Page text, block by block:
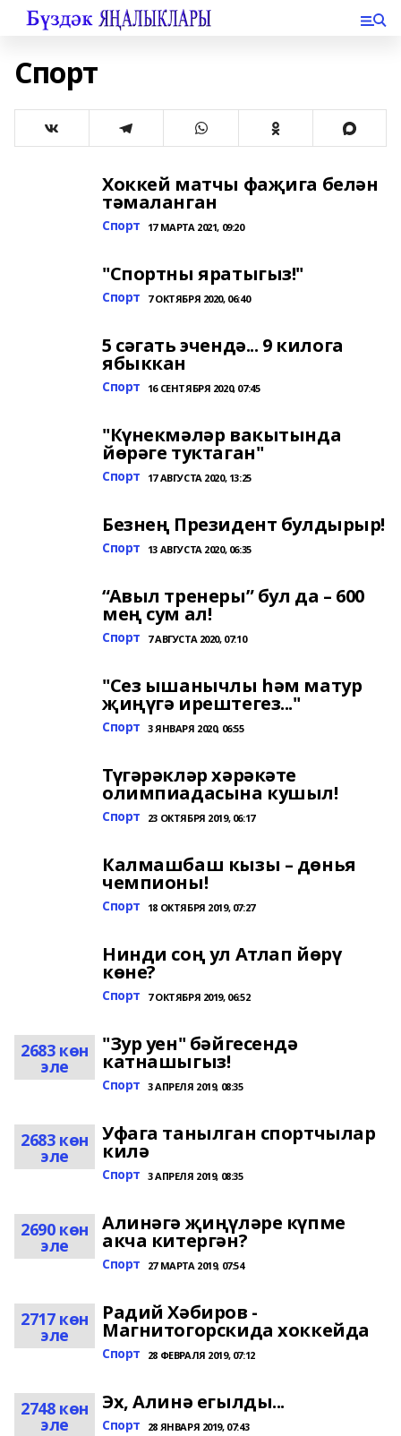
Спорт
Хоккей матчы фаҗига белән
тәмаланган
Спорт 17 МАРТА 2021, 09:20
"Спортны яратыгыз!"
Спорт 7 ОКТЯБРЯ 2020, 06:40
5 сәгать эчендә... 9 килога
ябыккан
Спорт 16 СЕНТЯБРЯ 2020, 07:45
"Күнекмәләр вакытында
йөрәге туктаган"
Спорт 17 АВГУСТА 2020, 13:25
Безнең Президент булдырыр!
Спорт 13 АВГУСТА 2020, 06:35
“Авыл тренеры” бул да – 600
мең сум ал!
Спорт 7 АВГУСТА 2020, 07:10
"Сез ышанычлы һәм матур
җиңүгә ирештегез..."
Спорт 3 ЯНВАРЯ 2020, 06:55
Түгәрәкләр хәрәкәте
олимпиадасына кушыл!
Спорт 23 ОКТЯБРЯ 2019, 06:17
Калмашбаш кызы – дөнья
чемпионы!
Спорт 18 ОКТЯБРЯ 2019, 07:27
Нинди соң ул Атлап йөрү
көне?
Спорт 7 ОКТЯБРЯ 2019, 06:52
2683 көн
эле
"Зур уен" бәйгесендә
катнашыгыз!
Спорт 3 АПРЕЛЯ 2019, 08:35
2683 көн
эле
Уфага танылган спортчылар
килә
Спорт 3 АПРЕЛЯ 2019, 08:35
2690 көн
эле
Алинәгә җиңүләре күпме
акча китергән?
Спорт 27 МАРТА 2019, 07:54
2717 көн
эле
Радий Хәбиров -
Магнитогорскида хоккейда
Спорт 28 ФЕВРАЛЯ 2019, 07:12
2748 көн
эле
Эх, Алинә егылды...
Спорт 28 ЯНВАРЯ 2019, 07:43